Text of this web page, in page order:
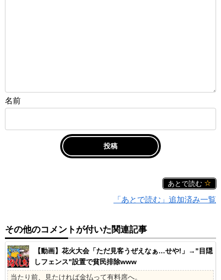
名前
あとで読む
「あとで読む」追加済み一覧
その他のコメントが付いた関連記事
【動画】花火大会「ただ見客うぜえなぁ…せや!」→"目隠
しフェンス"設置で貧民排除www
当たり前、見たければ金払って有料席へ。